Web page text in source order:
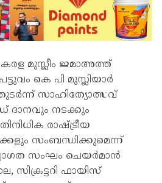
മുസ്ലീം ജമാഅത്ത്
കെ പി മുസ്ലിയാർ
സാഹിത്യോത്സവ്
ദാനവും നടക്കും
രാഷ്ട്രീയ
സംബന്ധിക്കുമെന്ന്
സംഘം ചെയർമാൻ
സിക്രട്ടറി ഫായിസ്